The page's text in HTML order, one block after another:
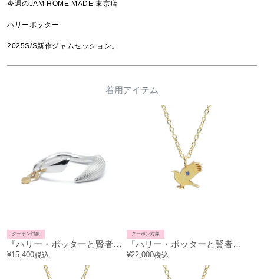
今週のJAM HOME MADE 東京店
ハリーポッター
着用アイテム
『ハリー・ポッターと賢者の石』 ニンバス2000 & 金のスニッチ イヤーカフ (片耳用)
クーポン対象
¥15,400税込
『ハリー・ポッターと賢者の石』 組分け帽子ネックレス - レイブンクロー
クーポン対象
¥22,000税込